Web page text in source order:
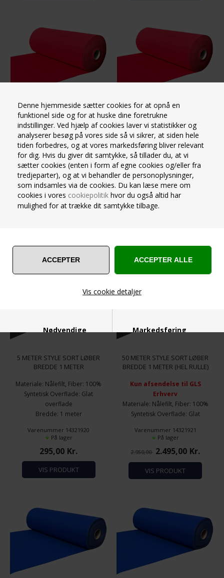
Denne hjemmeside sætter cookies for at opnå en
funktionel side og for at huske dine foretrukne
indstillinger. Ved hjælp af cookies laver vi statistikker og
analyserer besøg på vores side så vi sikrer, at siden hele
tiden forbedres, og at vores markedsføring bliver relevant
for dig. Hvis du giver dit samtykke, så tillader du, at vi
sætter cookies (enten i form af egne cookies og/eller fra
tredjeparter), og at vi behandler de personoplysninger,
som indsamles via de cookies. Du kan læse mere om
cookies i vores cookiepolitik hvor du også altid har
mulighed for at trække dit samtykke tilbage.
Vis cookie detaljer
Nødvendige Markedsføring
Funktionelle Statistiske
5 METER LUX RØD LØBER
BREDDE 1 METER
Materiale: Nålefilt, Fiber: 100%
Syntetisk
Overflade: Glat overflade
Bredde: 1 meter
Længde: 5 meter
Brandhæmmende: Bfl-
s1/EN13501-1
Varenummer 14321910
På lager
475,00 Kr.
30 METER LUX RØD LØBER
BREDDE 1 METER (HEL RULLE)
Kun afsendelse til GLS
Erhverv
Materiale: Nålefilt, Fiber: 100%
Syntetisk
Overflade: Glat overflade
Bredde: 1 meter
Længde: 30 meter
Varenummer 14321911
På lager
2.850,00 2.650,00
5 METER STYLE SORT LØBER
BREDDE 1 METER
Materiale: Nålefilt, Fiber: 100%
Syntetisk Overflade: Glat
overflade
Bredde: 1 meter
Brandhæmmende: Bfl-
S/EN13501-1
Totalvægt 300 gram/m2
Varenummer 14321920
På lager
295,00 Kr.
VIS PRODUKT
50 METER STYLE SORT LØBER
BREDDE 1 METER (HEL RULLE)
Kun afsendelse til GLS
Erhverv
Materiale: Nålefilt, Fiber: 100%
Syntetisk Overflade: Glat
Bredde: 1 meter
Længde: 50 meter
Brandhæmmende: Bfl-
S/EN13501-1
Totalvægt 300 gram/m2
Varenummer 14321921
På lager
2.950,00 2.495,00 Kr.
VIS PRODUKT